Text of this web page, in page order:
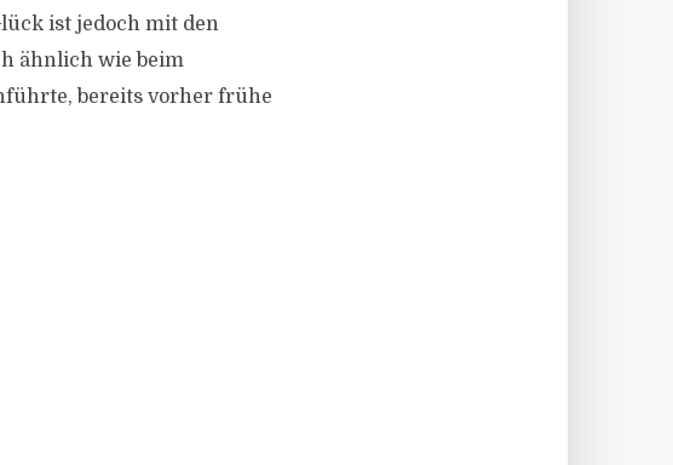
ist jedoch mit den
ähnlich wie beim
bereits vorher frühe